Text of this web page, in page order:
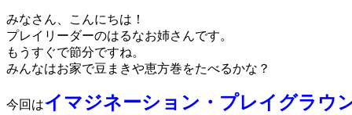
みなさん、こんにちは！
プレイリーダーのはるなお姉さんです。
もうすぐで節分ですね。
みんなはお家で豆まきや恵方巻をたべるかな？
今回はイマジネーション・プレイグラウ